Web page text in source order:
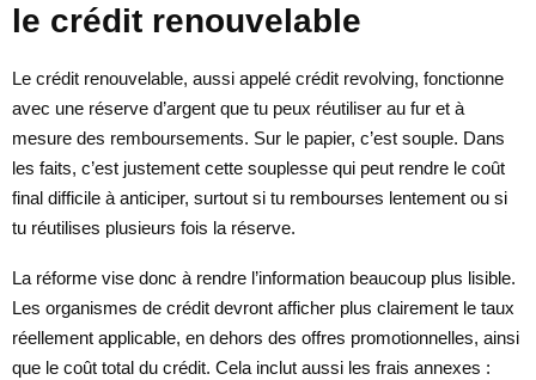
le crédit renouvelable
Le crédit renouvelable, aussi appelé crédit revolving, fonctionne
avec une réserve d’argent que tu peux réutiliser au fur et à
mesure des remboursements. Sur le papier, c’est souple. Dans
les faits, c’est justement cette souplesse qui peut rendre le coût
final difficile à anticiper, surtout si tu rembourses lentement ou si
tu réutilises plusieurs fois la réserve.
La réforme vise donc à rendre l’information beaucoup plus lisible.
Les organismes de crédit devront afficher plus clairement le taux
réellement applicable, en dehors des offres promotionnelles, ainsi
que le coût total du crédit. Cela inclut aussi les frais annexes :